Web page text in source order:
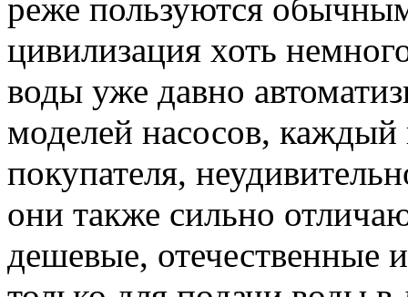
реже пользуются
цивилизация хоть
воды уже давно
моделей насосов, каждый
покупателя,
они также сильно
дешевые, отечественные